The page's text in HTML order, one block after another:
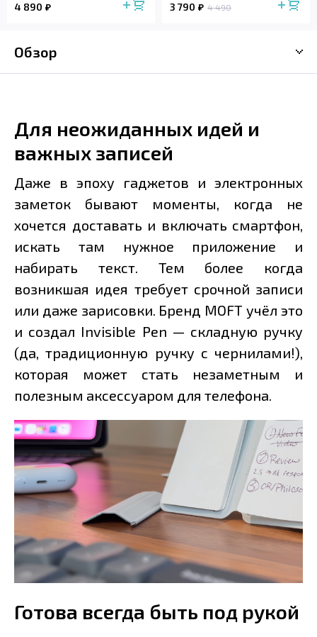
4 890 3 790 4 490
Обзор
Для неожиданных идей и
важных записей
Даже в эпоху гаджетов и электронных
заметок бывают моменты, когда не
хочется доставать и включать смартфон,
искать там нужное приложение и
набирать текст. Тем более когда
возникшая идея требует срочной записи
или даже зарисовки. Бренд MOFT учёл это
и создал Invisible Pen — складную ручку
(да, традиционную ручку с чернилами!),
которая может стать незаметным и
полезным аксессуаром для телефона.
Готова всегда быть под рукой